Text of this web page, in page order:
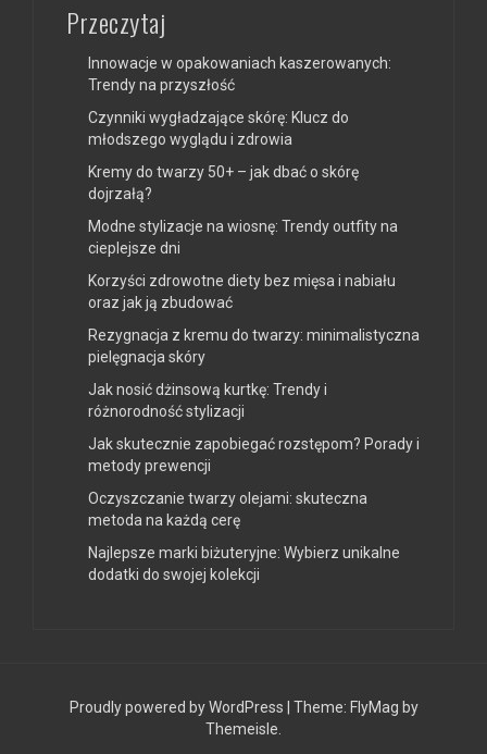
Przeczytaj
Innowacje w opakowaniach kaszerowanych:
Trendy na przyszłość
Czynniki wygładzające skórę: Klucz do
młodszego wyglądu i zdrowia
Kremy do twarzy 50+ – jak dbać o skórę
dojrzałą?
Modne stylizacje na wiosnę: Trendy outfity na
cieplejsze dni
Korzyści zdrowotne diety bez mięsa i nabiału
oraz jak ją zbudować
Rezygnacja z kremu do twarzy: minimalistyczna
pielęgnacja skóry
Jak nosić dżinsową kurtkę: Trendy i
różnorodność stylizacji
Jak skutecznie zapobiegać rozstępom? Porady i
metody prewencji
Oczyszczanie twarzy olejami: skuteczna
metoda na każdą cerę
Najlepsze marki biżuteryjne: Wybierz unikalne
dodatki do swojej kolekcji
Proudly powered by WordPress Theme: FlyMag by
Themeisle.